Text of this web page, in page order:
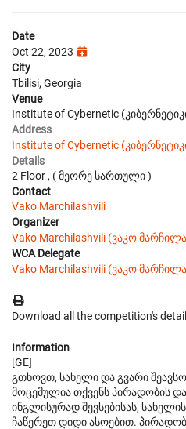
Date
Oct 22, 2023
City
Tbilisi, Georgia
Venue
Institute of Cybernetic
Address
Institute of Cybernetic
Details
2 Floor , ( მეორე სართული )
Contact
Vako Marchilashvili
Organizer
Vako Marchilashvili (ვაკო
WCA Delegate
Vako Marchilashvili (ვაკო
Download all the competition's
Information
[GE]
გთხოვთ, სახელი და გვარი
მოცემულია თქვენს პირადობის
ინგლისურად შევსებისას,
ჩაწერეთ დიდი ასოებით.